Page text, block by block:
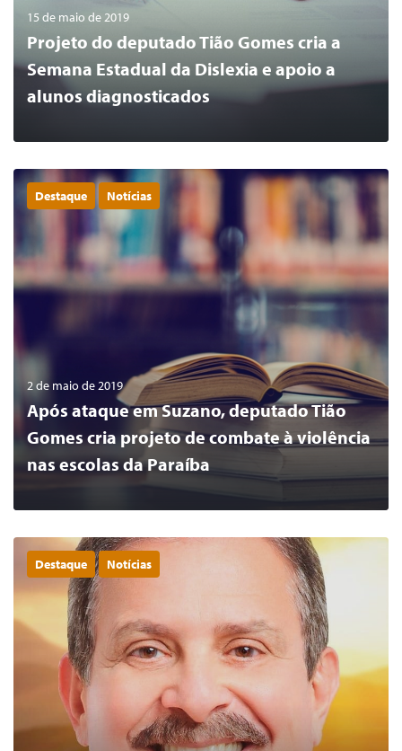
15 de maio de 2019
Projeto do deputado Tião Gomes cria a
Semana Estadual da Dislexia e apoio a
alunos diagnosticados
Destaque Notícias
2 de maio de 2019
Após ataque em Suzano, deputado Tião
Gomes cria projeto de combate à violência
nas escolas da Paraíba
LER MAIS
Destaque Notícias